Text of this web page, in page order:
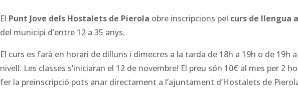
El Punt Jove dels Hostalets de Pierola obre inscripcions pel curs de llengua
del municipi d’entre 12 a 35 anys.
El curs es farà en horari de dilluns i dimecres a la tarda de 18h a 19h o de 19h
nivell. Les classes s’iniciaran el 12 de novembre! El preu són 10€ al mes per 2
fer la preinscripció pots anar directament a l’ajuntament d’Hostalets de